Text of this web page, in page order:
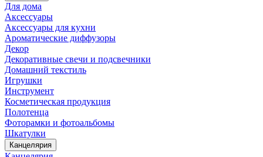
Для дома
Аксессуары
Аксессуары для кухни
Ароматические диффузоры
Декор
Декоративные свечи и подсвечники
Домашний текстиль
Игрушки
Инструмент
Косметическая продукция
Полотенца
Фоторамки и фотоальбомы
Шкатулки
Канцелярия